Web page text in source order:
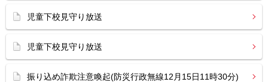
児童下校見守り放送
児童下校見守り放送
振り込め詐欺注意喚起(防災行政無線12月15日11時30分)